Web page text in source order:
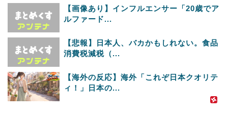
【画像あり】インフルエンサー「20歳でア
ルファード...
【悲報】日本人、バカかもしれない。食品
消費税減税（...
【海外の反応】海外「これぞ日本クオリテ
ィ！」日本の...